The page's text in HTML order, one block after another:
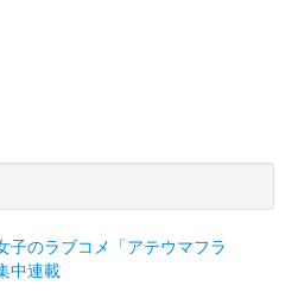
子のラブコメ「アテウマフラ
中連載